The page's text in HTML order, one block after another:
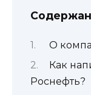
О
Как
Роснефть?